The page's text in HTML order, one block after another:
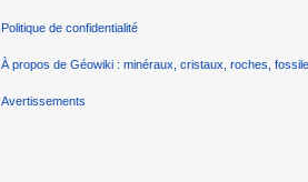
Politique de confidentialité
À propos de Géowiki : minéraux, cristaux, roches,
Avertissements